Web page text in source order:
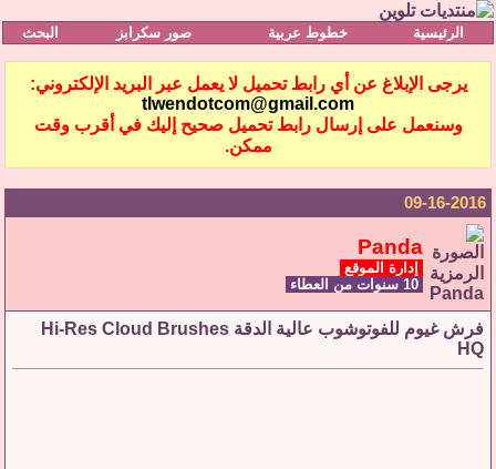
الرئيسية خطوط عربية صور سكرابز البحث
يرجى الإبلاغ عن أي رابط تحميل لا يعمل عبر البريد الإلكتروني:
tlwendotcom@gmail.com
وسنعمل على إرسال رابط تحميل صحيح إليك في أقرب وقت
ممكن.
09-16-2016
Panda
إدارة الموقع
فرش غيوم للفوتوشوب عالية الدقة Hi-Res Cloud Brushes
HQ